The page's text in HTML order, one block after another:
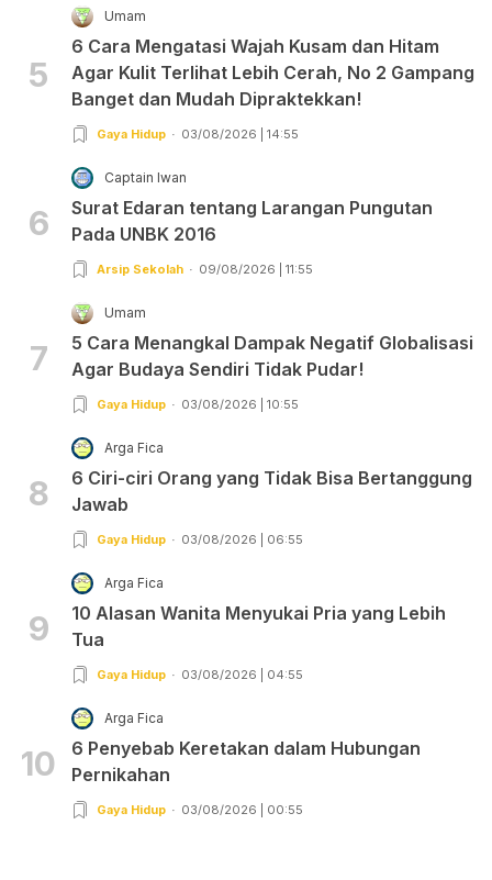
5
Umam
6 Cara Mengatasi Wajah Kusam dan Hitam
Agar Kulit Terlihat Lebih Cerah, No 2 Gampang
Banget dan Mudah Dipraktekkan!
Gaya Hidup 03/08/2026 | 14:55
6
Captain Iwan
Surat Edaran tentang Larangan Pungutan
Pada UNBK 2016
Arsip Sekolah 09/08/2026 | 11:55
7
Umam
5 Cara Menangkal Dampak Negatif Globalisasi
Agar Budaya Sendiri Tidak Pudar!
Gaya Hidup 03/08/2026 | 10:55
8
Arga Fica
6 Ciri-ciri Orang yang Tidak Bisa Bertanggung
Jawab
Gaya Hidup 03/08/2026 | 06:55
9
Arga Fica
10 Alasan Wanita Menyukai Pria yang Lebih
Tua
Gaya Hidup 03/08/2026 | 04:55
10
Arga Fica
6 Penyebab Keretakan dalam Hubungan
Pernikahan
Gaya Hidup 03/08/2026 | 00:55